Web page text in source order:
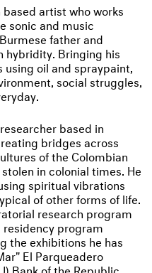
based artist who works
sonic and music
father and
hybridity. Bringing his
oil and spraypaint,
social struggles,
based in
bridges across
of the Colombian
in colonial times. He
spiritual vibrations
of other forms of life.
research program
program
the exhibitions he has
El Parqueadero
Bank of the Republic,